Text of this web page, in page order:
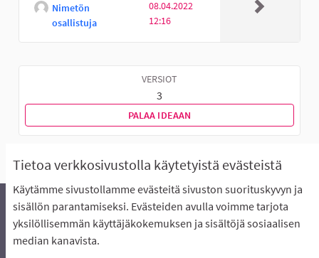
Tietoa verkkosivustolla käytetyistä evästeistä
Käytämme sivustollamme evästeitä sivuston suorituskyvyn ja
sisällön parantamiseksi. Evästeiden avulla voimme tarjota
yksilöllisemmän käyttäjäkokemuksen ja sisältöjä sosiaalisen
median kanavista.
Nimetön
osallistuja
08.04.2022
12:16
VERSIOT
3
PALAA IDEAAN
Äänestyksen pikaohjeet
Usein kysytyt kysymykset
Näin äänestät Asukasbudjetissa